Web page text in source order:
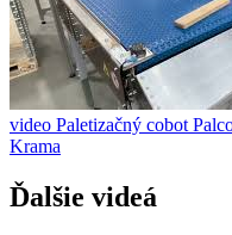
video Paletizačný cobot
Krama
Ďalšie videá